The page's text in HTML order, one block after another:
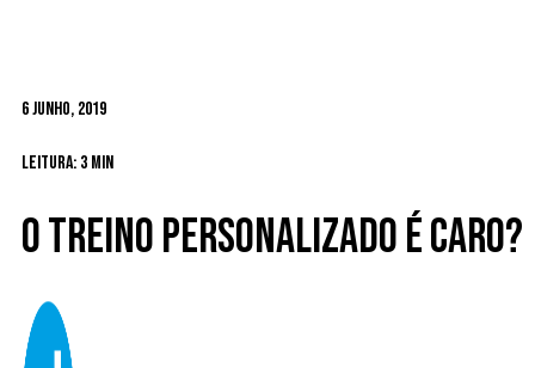
6 Junho, 2019
Leitura: 3 min
O treino personalizado é caro?